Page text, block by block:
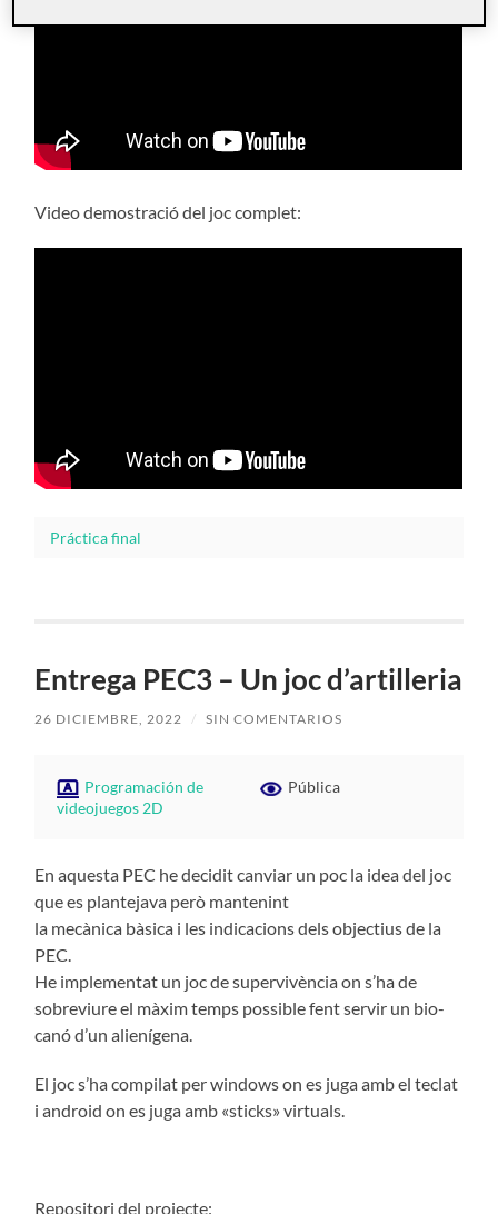
Video demostració del joc complet:
Práctica final
Entrega PEC3 – Un joc d’artilleria
26 DICIEMBRE, 2022 / SIN COMENTARIOS
Programación de
videojuegos 2D
Pública
En aquesta PEC he decidit canviar un poc la idea del joc
que es plantejava però mantenint
la mecànica bàsica i les indicacions dels objectiusde la
PEC
He implementat un joc de supervivència on s’ha de
sobreviure el màxim temps possible fent servir un bio-
canó d’un alienígena.
El joc s’ha compilat perwindowson es juga amb el teclat
iandroid on es juga amb «sticks» virtuals.
Repositori del projecte: